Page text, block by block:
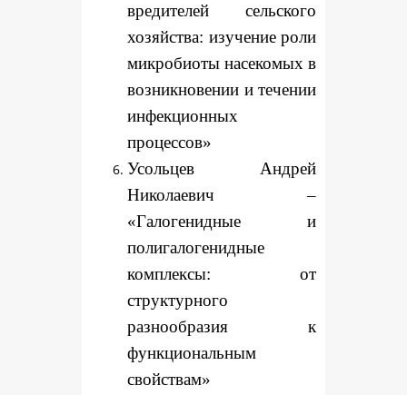
вредителей сельского
хозяйства: изучение роли
микробиоты насекомых в
возникновении и течении
инфекционных
процессов»
Усольцев Андрей
Николаевич –
«Галогенидные и
полигалогенидные
комплексы: от
структурного
разнообразия к
функциональным
свойствам»